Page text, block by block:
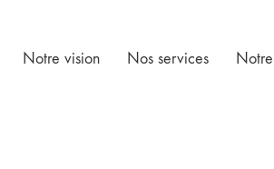
Notre vision Nos services